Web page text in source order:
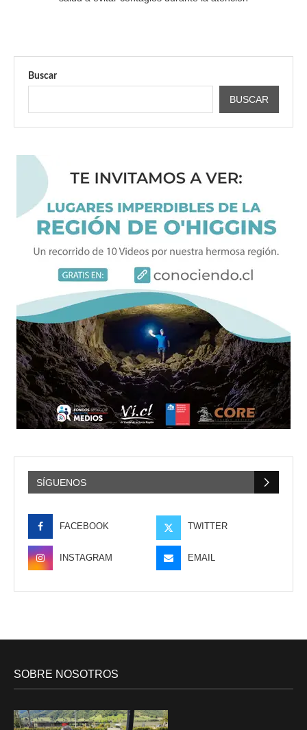
Buscar
BUSCAR
SÍGUENOS
FACEBOOK TWITTER
INSTAGRAM EMAIL
SOBRE NOSOTROS